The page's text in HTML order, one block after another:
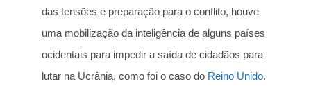
das tensões e preparação para o conflito, houve
uma mobilização da inteligência de alguns países
ocidentais para impedir a saída de cidadãos para
lutar na Ucrânia, como foi o caso do Reino Unido.